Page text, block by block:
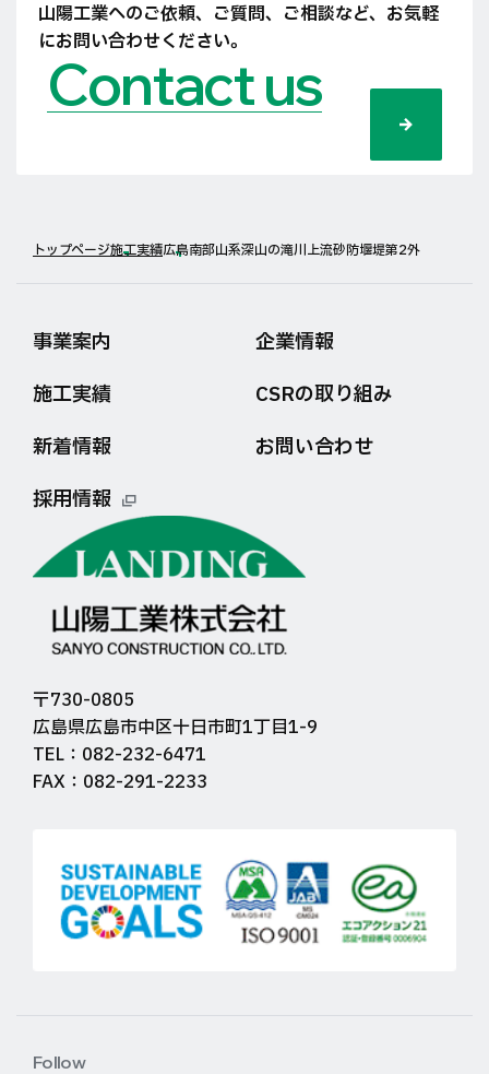
山陽工業へのご依頼、ご質問、ご相談など、 お気軽
にお問い合わせください。
Contact us
トップページ施工実績広島南部山系深山の滝川上流砂防堰堤第2外
事業案内
企業情報
施工実績
CSRの取り組み
新着情報
お問い合わせ
採用情報
〒730-0805
広島県広島市中区十日市町1丁目1-9
TEL：082-232-6471
FAX：082-291-2233
Follow